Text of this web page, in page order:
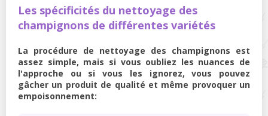
Les spécificités du nettoyage des
champignons de différentes variétés
La procédure de nettoyage des champignons est
assez simple, mais si vous oubliez les nuances de
l'approche ou si vous les ignorez, vous pouvez
gâcher un produit de qualité et même provoquer un
empoisonnement: